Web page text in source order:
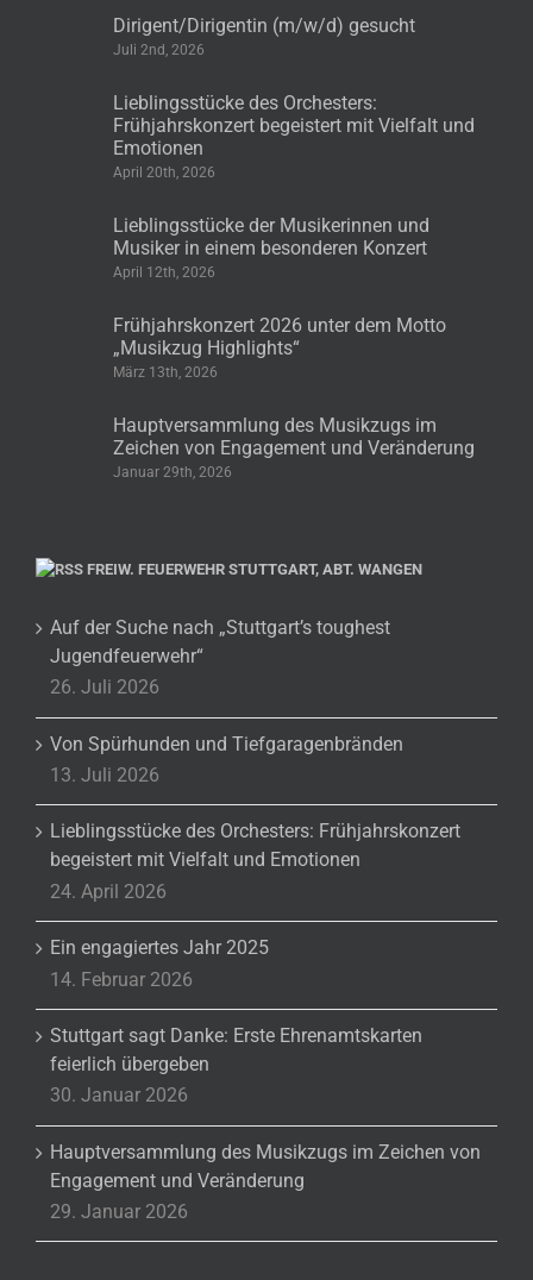
Dirigent/Dirigentin (m/w/d) gesucht
Juli 2nd, 2026
Lieblingsstücke des Orchesters:
Frühjahrskonzert begeistert mit Vielfalt und
Emotionen
April 20th, 2026
Lieblingsstücke der Musikerinnen und
Musiker in einem besonderen Konzert
April 12th, 2026
Frühjahrskonzert 2026 unter dem Motto
„Musikzug Highlights“
März 13th, 2026
Hauptversammlung des Musikzugs im
Zeichen von Engagement und Veränderung
Januar 29th, 2026
FREIW. FEUERWEHR STUTTGART, ABT. WANGEN
Auf der Suche nach „Stuttgart’s toughest
Jugendfeuerwehr“
26. Juli 2026
Von Spürhunden und Tiefgaragenbränden
13. Juli 2026
Lieblingsstücke des Orchesters: Frühjahrskonzert
begeistert mit Vielfalt und Emotionen
24. April 2026
Ein engagiertes Jahr 2025
14. Februar 2026
Stuttgart sagt Danke: Erste Ehrenamtskarten
feierlich übergeben
30. Januar 2026
Hauptversammlung des Musikzugs im Zeichen von
Engagement und Veränderung
29. Januar 2026